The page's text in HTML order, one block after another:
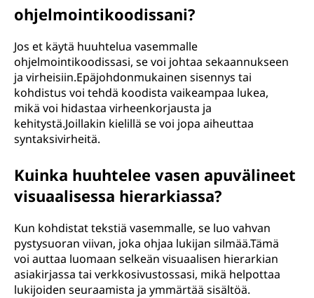
ohjelmointikoodissani?
Jos et käytä huuhtelua vasemmalle
ohjelmointikoodissasi, se voi johtaa sekaannukseen
ja virheisiin.Epäjohdonmukainen sisennys tai
kohdistus voi tehdä koodista vaikeampaa lukea,
mikä voi hidastaa virheenkorjausta ja
kehitystä.Joillakin kielillä se voi jopa aiheuttaa
syntaksivirheitä.
Kuinka huuhtelee vasen apuvälineet
visuaalisessa hierarkiassa?
Kun kohdistat tekstiä vasemmalle, se luo vahvan
pystysuoran viivan, joka ohjaa lukijan silmää.Tämä
voi auttaa luomaan selkeän visuaalisen hierarkian
asiakirjassa tai verkkosivustossasi, mikä helpottaa
lukijoiden seuraamista ja ymmärtää sisältöä.